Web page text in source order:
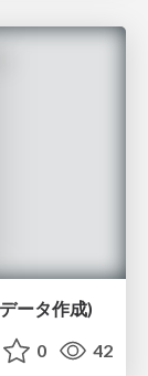
ータ作成)
0 42